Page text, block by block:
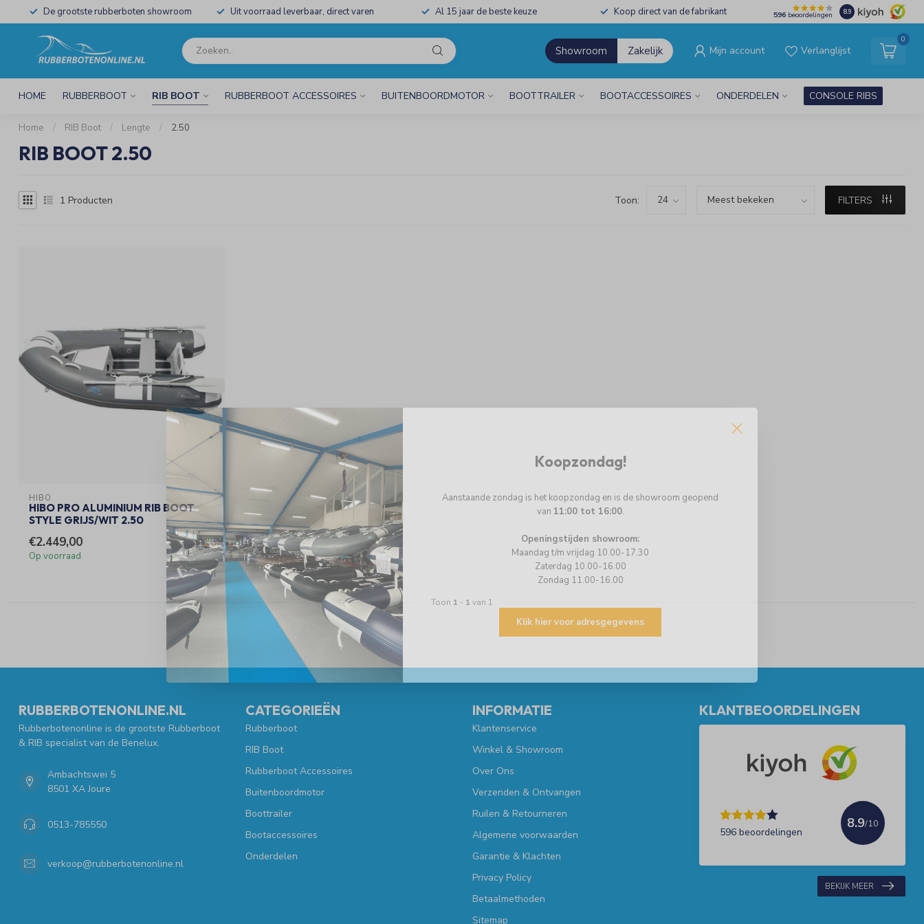
De grootste rubberboten showroom Uit voorraad leverbaar, direct varen Al 15 jaar de beste keuze Koop direct van de fabrikant 596 beoordelingen 8.9
Showroom Zakelijk Mijn account Verlanglijst
0
HOME RUBBERBOOT RIB BOOT RUBBERBOOT ACCESSOIRES BUITENBOORDMOTOR BOOTTRAILER BOOTACCESSOIRES ONDERDELEN CONSOLE RIBS
Home / RIB Boot / Lengte / 2.50
RIB BOOT 2.50
1 Producten Toon: FILTERS
HIBO
HIBO PRO ALUMINIUM RIB BOOT
STYLE GRIJS/WIT 2.50
€2.449,00
Op voorraad
Toon 1 - 1 van 1
RUBBERBOTENONLINE.NL
Rubberbotenonline is de grootste Rubberboot
& RIB specialist van de Benelux.
Ambachtswei 5
8501 XA Joure
0513-785550
verkoop@rubberbotenonline.nl
CATEGORIEËN
Rubberboot
RIB Boot
Rubberboot Accessoires
Buitenboordmotor
Boottrailer
Bootaccessoires
Onderdelen
INFORMATIE
Klantenservice
Winkel & Showroom
Over Ons
Verzenden & Ontvangen
Ruilen & Retourneren
Algemene voorwaarden
Garantie & Klachten
Privacy Policy
Betaalmethoden
Sitemap
KLANTBEOORDELINGEN
596 beoordelingen
8.9/10
BEKIJK MEER
Koopzondag!
Aanstaande zondag is het koopzondag en is de showroom geopend
van 11:00 tot 16:00.
Openingstijden showroom:
Maandag t/m vrijdag 10.00-17.30
Zaterdag 10.00-16.00
Zondag 11.00-16.00
Klik hier voor adresgegevens